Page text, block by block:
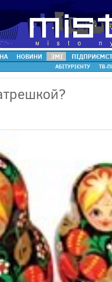
НОВИНИ ЗМІ
АБІТУРІЄНТУ ТВ-